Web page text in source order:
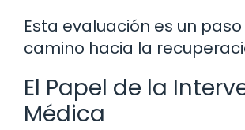
Esta evaluación es un
camino hacia la
El Papel de la
Médica